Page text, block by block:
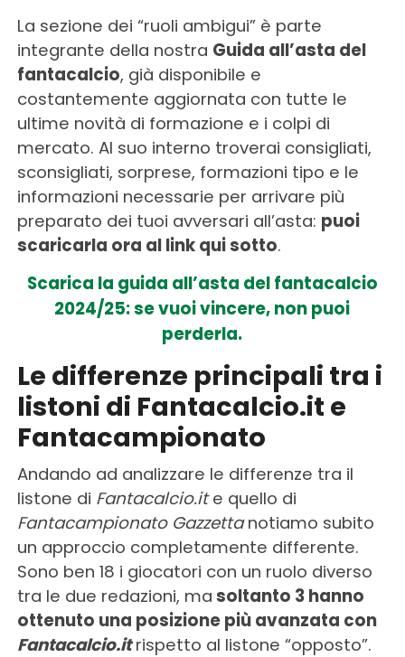
La sezione dei “ruoli ambigui” è parte
integrante della nostra Guida all’asta del
fantacalcio, già disponibile e
costantemente aggiornata con tutte le
ultime novità di formazione e i colpi di
mercato. Al suo interno troverai consigliati,
sconsigliati, sorprese, formazioni tipo e le
informazioni necessarie per arrivare più
preparato dei tuoi avversari all’asta: puoi
scaricarla ora al link qui sotto.
Scarica la guida all’asta del fantacalcio
2024/25: se vuoi vincere, non puoi
perderla.
Le differenze principali tra i
listoni di Fantacalcio.it e
Fantacampionato
Andando ad analizzare le differenze tra il
listone di Fantacalcio.ite quello di
Fantacampionato Gazzettanotiamo subito
un approccio completamente differente.
Sono ben 18 i giocatori con un ruolo diverso
tra le due redazioni, ma soltanto 3 hanno
ottenuto una posizione più avanzata con
Fantacalcio.itrispetto al listone “opposto”.